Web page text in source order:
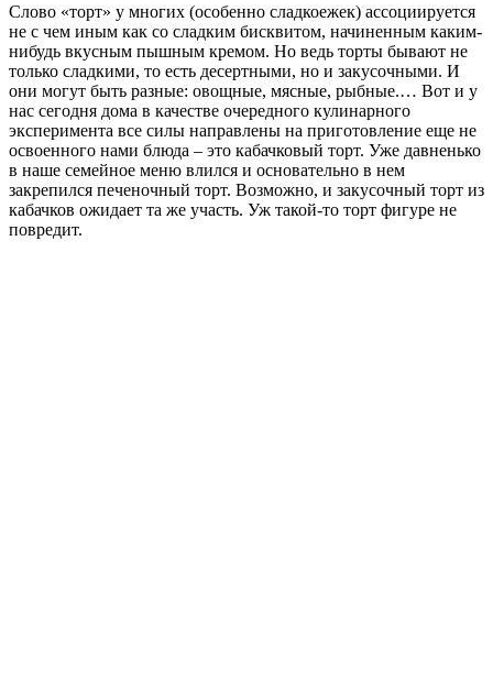
Слово «торт» у многих (особенно сладкоежек) ассоциируется
не с чем иным как со сладким бисквитом, начиненным каким-
нибудь вкусным пышным кремом. Но ведь торты бывают не
только сладкими, то есть десертными, но и закусочными. И
они могут быть разные: овощные, мясные, рыбные.… Вот и у
нас сегодня дома в качестве очередного кулинарного
эксперимента все силы направлены на приготовление еще не
освоенного нами блюда – это кабачковый торт. Уже давненько
в наше семейное меню влился и основательно в нем
закрепился печеночный торт. Возможно, и закусочный торт из
кабачков ожидает та же участь. Уж такой-то торт фигуре не
повредит.